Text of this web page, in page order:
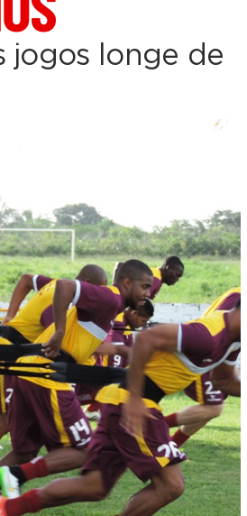
jogos longe de